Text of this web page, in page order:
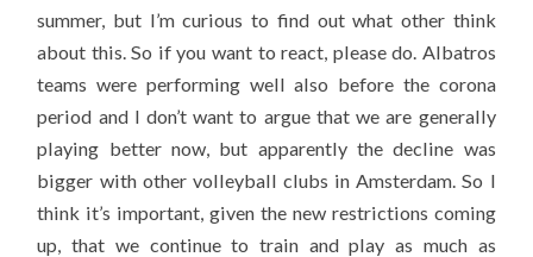
summer, but I’m curious to find out what other think
about this. So if you want to react, please do. Albatros
teams were performing well also before the corona
period and I don’t want to argue that we are generally
playing better now, but apparently the decline was
bigger with other volleyball clubs in Amsterdam. So I
think it’s important, given the new restrictions coming
up, that we continue to train and play as much as